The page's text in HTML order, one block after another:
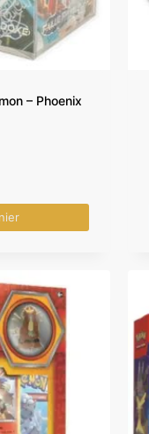
– Phoenix